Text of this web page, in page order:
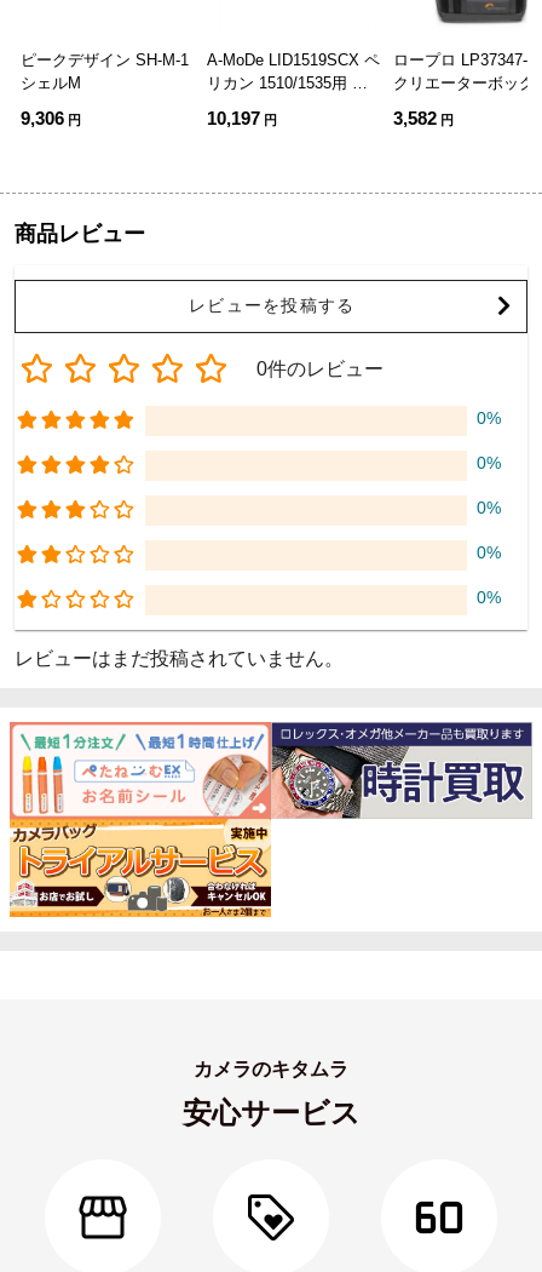
ピークデザイン SH-M-1
シェルM
9,306 円
A-MoDe LID1519SCX ペ
リカン 1510/1535用 蓋
10,197 円
ロープロ LP37347-
クリエーターボック
3,582 円
商品レビュー
レビューを投稿する
0件のレビュー
0%
0%
0%
0%
0%
レビューはまだ投稿されていません。
カメラのキタムラ
安心サービス